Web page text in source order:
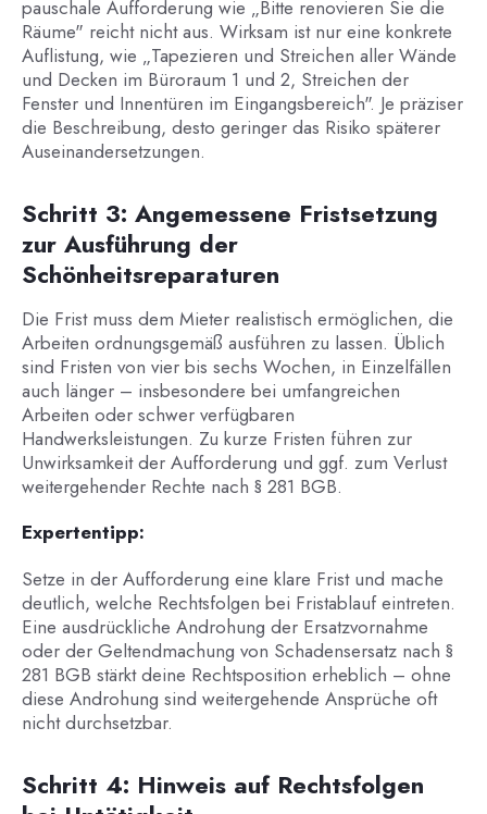
pauschale Aufforderung wie „Bitte renovieren Sie die
Räume" reicht nicht aus. Wirksam ist nur eine konkrete
Auflistung, wie „Tapezieren und Streichen aller Wände
und Decken im Büroraum 1 und 2, Streichen der
Fenster und Innentüren im Eingangsbereich". Je präziser
die Beschreibung, desto geringer das Risiko späterer
Auseinandersetzungen.
Schritt 3: Angemessene Fristsetzung
zur Ausführung der
Schönheitsreparaturen
Die Frist muss dem Mieter realistisch ermöglichen, die
Arbeiten ordnungsgemäß ausführen zu lassen. Üblich
sind Fristen von vier bis sechs Wochen, in Einzelfällen
auch länger – insbesondere bei umfangreichen
Arbeiten oder schwer verfügbaren
Handwerksleistungen. Zu kurze Fristen führen zur
Unwirksamkeit der Aufforderung und ggf. zum Verlust
weitergehender Rechte nach § 281 BGB.
Expertentipp:
Setze in der Aufforderung eine klare Frist und mache
deutlich, welche Rechtsfolgen bei Fristablauf eintreten.
Eine ausdrückliche Androhung der Ersatzvornahme
oder der Geltendmachung von Schadensersatz nach §
281 BGB stärkt deine Rechtsposition erheblich – ohne
diese Androhung sind weitergehende Ansprüche oft
nicht durchsetzbar.
Schritt 4: Hinweis auf Rechtsfolgen